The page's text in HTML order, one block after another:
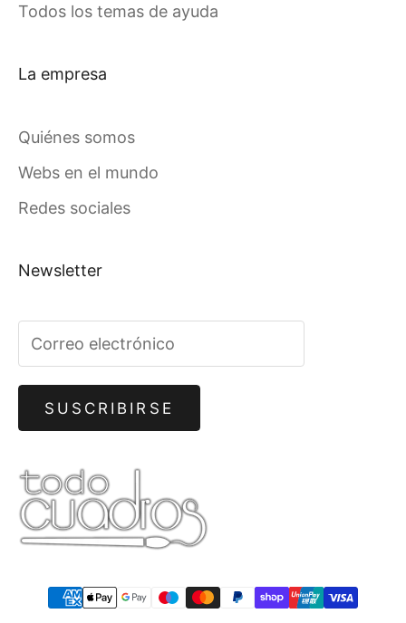
Todos los temas de ayuda
La empresa
Quiénes somos
Webs en el mundo
Redes sociales
Newsletter
SUSCRIBIRSE